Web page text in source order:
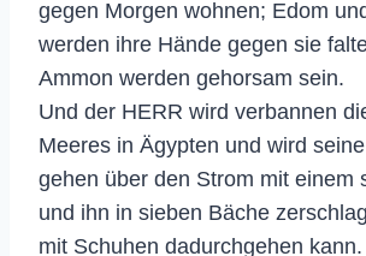
gegen Morgen wohnen; Edom
werden ihre Hände gegen sie
Ammon werden gehorsam sein.
Und der HERR wird verbannen
Meeres in Ägypten und wird
gehen über den Strom mit einem
und ihn in sieben Bäche
mit Schuhen dadurchgehen kann.